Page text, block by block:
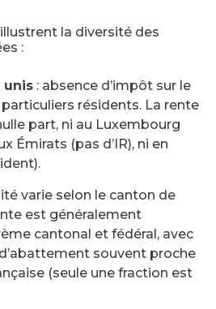
la diversité des
:
unis : absence d’impôt sur le
résidents. La rente
part, ni au Luxembourg
Émirats (pas d’IR), ni en
varie selon le canton de
est généralement
cantonal et fédéral, avec
souvent proche
(seule une fraction est